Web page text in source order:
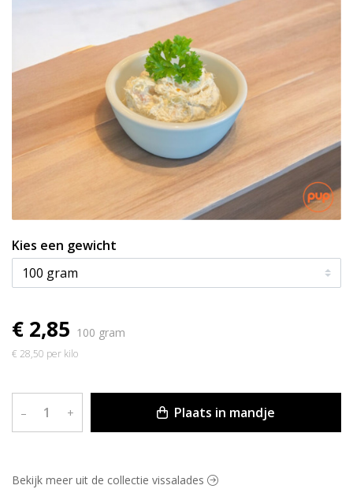
Kies een gewicht
€ 2,85 100 gram
€ 28,50 per kilo
– + Plaats in mandje
Bekijk meer uit de collectie vissalades